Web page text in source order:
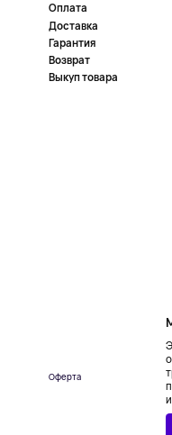
Оплата
Доставка
Гарантия
Возврат
Выкуп товара
Оферта